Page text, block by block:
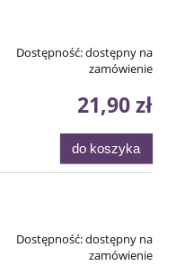
Dostępność:dostępny na
zamówienie
21,90 zł
do koszyka
Dostępność:dostępny na
zamówienie